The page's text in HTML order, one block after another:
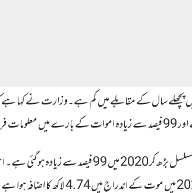
ہندوستان میں سال 2020 میں پچھلے سال کے مقابلے میں کم
ہے۔
یہ رپورٹنگ 2015 میں 75 فیصد سے مسلسل بڑھ کر